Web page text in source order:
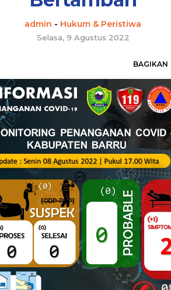
admin - Hukum & Peristiwa
Selasa, 9 Agustus 2022
BAGIKAN